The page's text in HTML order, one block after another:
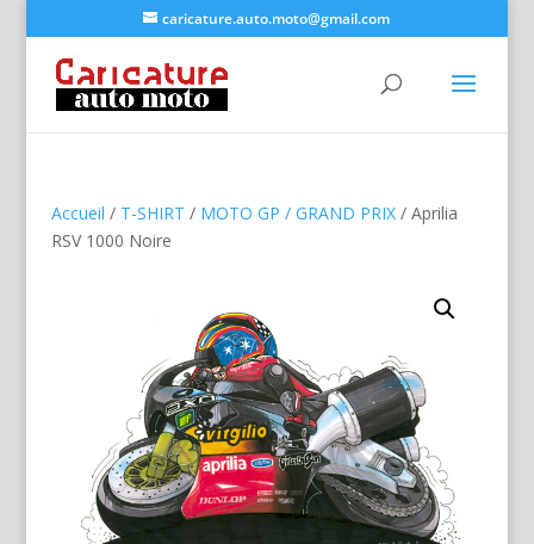
caricature.auto.moto@gmail.com
Accueil / T-SHIRT / MOTO GP / GRAND PRIX/ Aprilia
RSV 1000 Noire